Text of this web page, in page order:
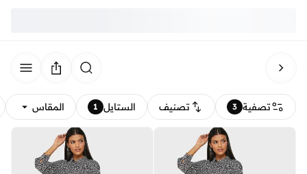
تصفية 3 تصنيف الستايل 1 المقاس